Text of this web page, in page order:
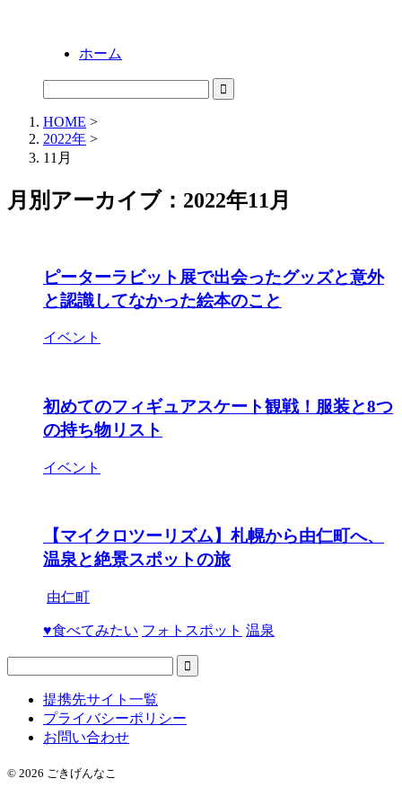
ホーム
HOME >
2022年 >
11月
月別アーカイブ：2022年11月
ピーターラビット展で出会ったグッズと意外
と認識してなかった絵本のこと
イベント
初めてのフィギュアスケート観戦！服装と8つ
の持ち物リスト
イベント
【マイクロツーリズム】札幌から由仁町へ、
温泉と絶景スポットの旅
由仁町
♥食べてみたい フォトスポット 温泉
提携先サイト一覧
プライバシーポリシー
お問い合わせ
© 2026 ごきげんなこ